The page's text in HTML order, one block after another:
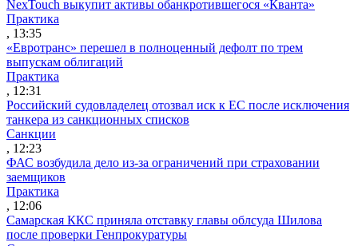
NexTouch выкупит активы обанкротившегося «Кванта»
Практика
, 13:35
«Евротранс» перешел в полноценный дефолт по трем
выпускам облигаций
Практика
, 12:31
Российский судовладелец отозвал иск к ЕС после исключения
танкера из санкционных списков
Санкции
, 12:23
ФАС возбудила дело из-за ограничений при страховании
заемщиков
Практика
, 12:06
Самарская ККС приняла отставку главы облсуда Шилова
после проверки Генпрокуратуры